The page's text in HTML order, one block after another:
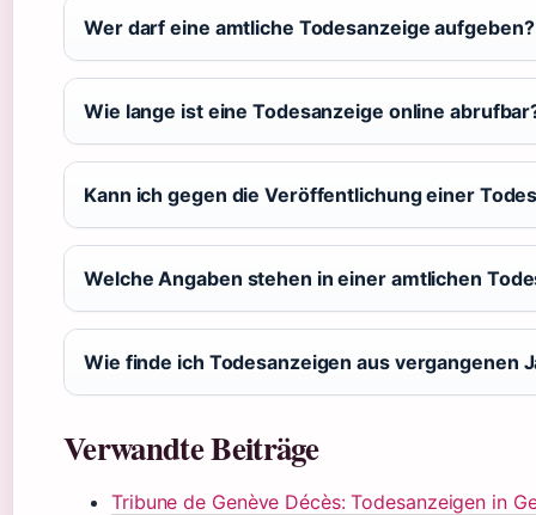
Wer darf eine amtliche Todesanzeige aufgeben?
Wie lange ist eine Todesanzeige online
Kann ich gegen die Veröffentlichung einer
Welche Angaben stehen in einer amtlichen
Wie finde ich Todesanzeigen aus vergangenen
Verwandte Beiträge
Tribune de Genève Décès: Todesanzeigen in